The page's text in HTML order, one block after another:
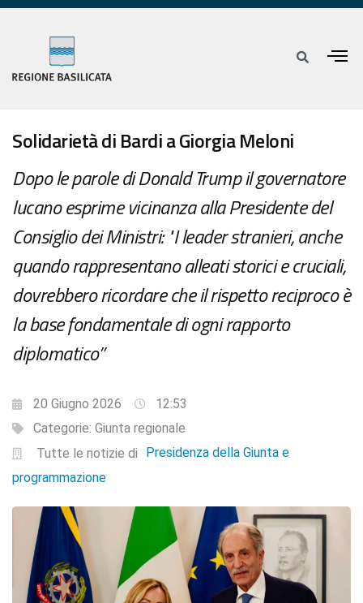
Solidarietà di Bardi a Giorgia Meloni
Dopo le parole di Donald Trump il governatore
lucano esprime vicinanza alla Presidente del
Consiglio dei Ministri: "I leader stranieri, anche
quando rappresentano alleati storici e cruciali,
dovrebbero ricordare che il rispetto reciproco è
la base fondamentale di ogni rapporto
diplomatico”
20 Giugno 2026
12:53
Categorie: Giunta regionale
Tutte le notizie di
Presidenza della Giunta e
programmazione